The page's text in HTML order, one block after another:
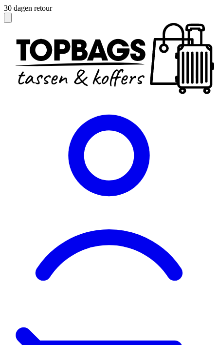
Officieel dealer